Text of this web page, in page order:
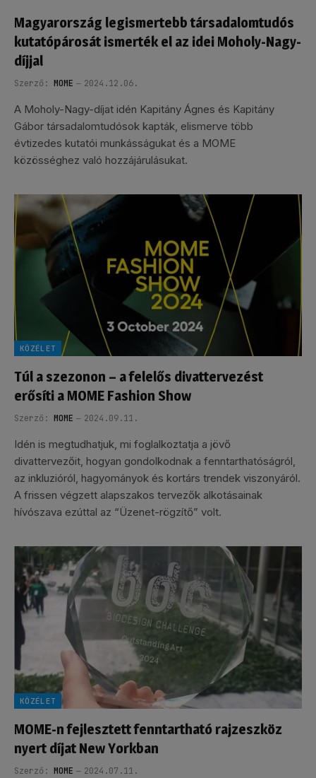
Magyarország legismertebb társadalomtudós
kutatópárosát ismerték el az idei Moholy-Nagy-
díjjal
Szerző: MOME 2024.12.06.
A Moholy-Nagy-díjat idén Kapitány Ágnes és Kapitány
Gábor társadalomtudósok kapták, elismerve több
évtizedes kutatói munkásságukat és a MOME
közösséghez való hozzájárulásukat.
KÖZÉLET
Túl a szezonon – a felelős divattervezést
erősíti a MOME Fashion Show
Szerző: MOME 2024.09.11.
Idén is megtudhatjuk, mi foglalkoztatja a jövő
divattervezőit, hogyan gondolkodnak a fenntarthatóságról,
az inkluzióról, hagyományok és kortárs trendek viszonyáról.
A frissen végzett alapszakos tervezők alkotásainak
hívószava ezúttal az “Üzenet-rögzítő” volt.
KÖZÉLET
MOME-n fejlesztett fenntartható rajzeszköz
nyert díjat New Yorkban
Szerző: MOME 2024.07.11.